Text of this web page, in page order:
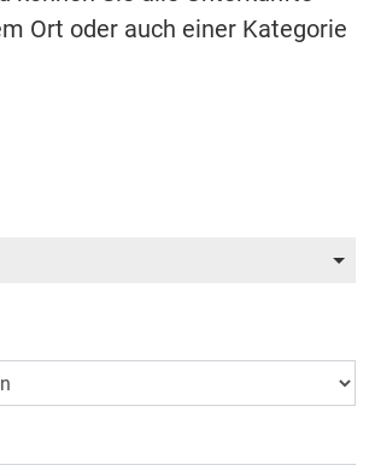
Ort oder auch einer Kategorie